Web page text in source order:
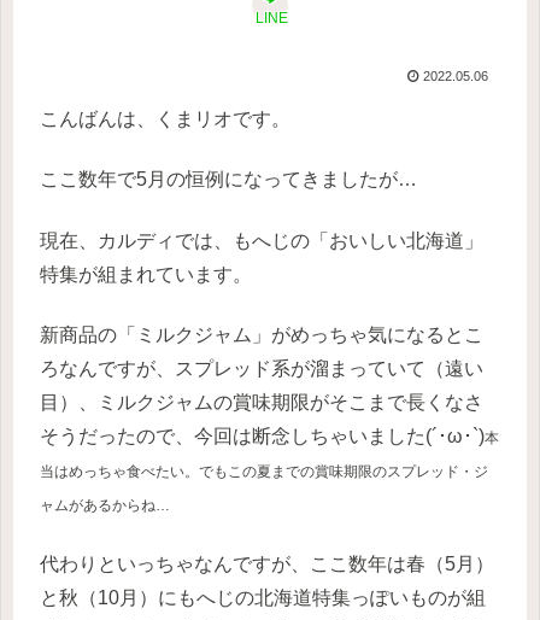
LINE
2022.05.06
こんばんは、くまリオです。
ここ数年で5月の恒例になってきましたが…
現在、カルディでは、もへじの「おいしい北海道」
特集が組まれています。
新商品の「ミルクジャム」がめっちゃ気になるとこ
ろなんですが、スプレッド系が溜まっていて（遠い
目）、ミルクジャムの賞味期限がそこまで長くなさ
そうだったので、今回は断念しちゃいました(´･ω･`)本
当はめっちゃ食べたい。でもこの夏までの賞味期限のスプレッド・ジ
ャムがあるからね…
代わりといっちゃなんですが、ここ数年は春（5月）
と秋（10月）にもへじの北海道特集っぽいものが組